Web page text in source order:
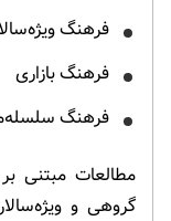
فرهنگ
فرهنگ بازاری
فرهنگ
مطالعات مبتنی
گروهی و